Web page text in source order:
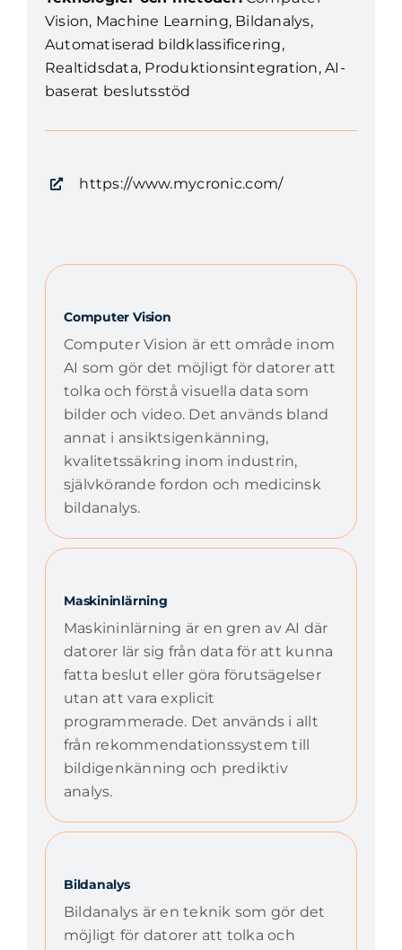
Vision, Machine Learning, Bildanalys,
Automatiserad bildklassificering,
Realtidsdata, Produktionsintegration, AI-
baserat beslutsstöd
https://www.mycronic.com/
Computer Vision
Computer Vision är ett område inom
AI som gör det möjligt för datorer att
tolka och förstå visuella data som
bilder och video. Det används bland
annat i ansiktsigenkänning,
kvalitetssäkring inom industrin,
självkörande fordon och medicinsk
bildanalys.
Maskininlärning
Maskininlärning är en gren av AI där
datorer lär sig från data för att kunna
fatta beslut eller göra förutsägelser
utan att vara explicit
programmerade. Det används i allt
från rekommendationssystem till
bildigenkänning och prediktiv
analys.
Bildanalys
Bildanalys är en teknik som gör det
möjligt för datorer att tolka och